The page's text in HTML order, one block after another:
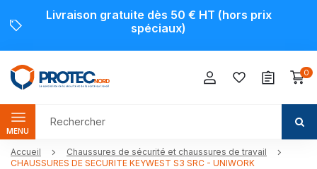
Livraison gratuite dès 50 € HT (hors prix
spéciaux)
0
MENU
Accueil
Chaussures de sécurité et chaussures de travail
CHAUSSURES DE SECURITE KEYWEST S3 SRC - UNIWORK